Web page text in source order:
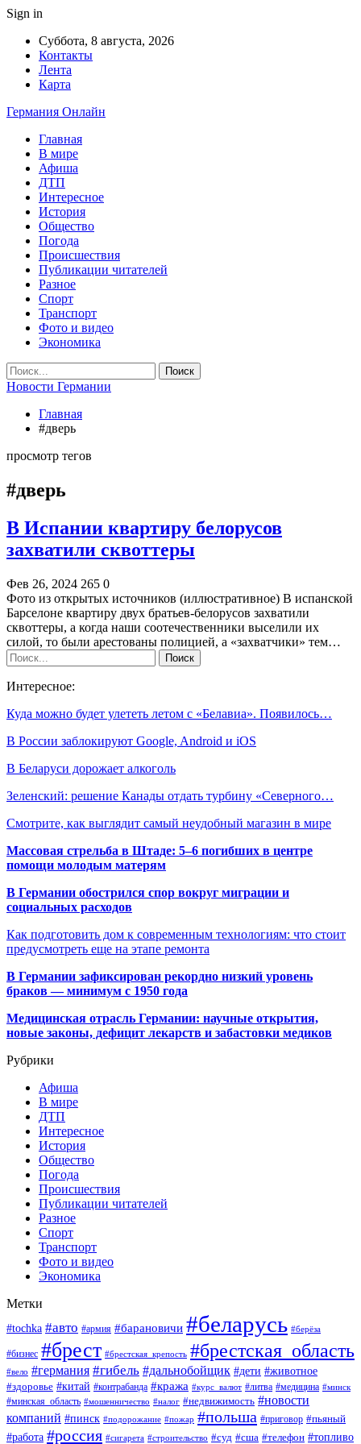
Sign in
Суббота, 8 августа, 2026
Контакты
Лента
Карта
Германия Онлайн
Главная
В мире
Афиша
ДТП
Интересное
История
Общество
Погода
Происшествия
Публикации читателей
Разное
Спорт
Транспорт
Фото и видео
Экономика
Новости Германии
Главная
#дверь
просмотр тегов
#дверь
В Испании квартиру белорусов
захватили сквоттеры
Фев 26, 2024 265 0
Фото из открытых источников (иллюстративное) В испанской
Барселоне квартиру двух братьев-белорусов захватили
сквоттеры, а когда наши соотечественники выселили их
силой, то были арестованы полицией, а «захватчики» тем…
Интересное:
Куда можно будет улететь летом с «Белавиа». Появилось…
В России заблокируют Google, Android и iOS
В Беларуси дорожает алкоголь
Зеленский: решение Канады отдать турбину «Северного…
Смотрите, как выглядит самый неудобный магазин в мире
Массовая стрельба в Штаде: 5–6 погибших в центре
помощи молодым матерям
В Германии обострился спор вокруг миграции и
социальных расходов
Как подготовить дом к современным технологиям: что стоит
предусмотреть еще на этапе ремонта
В Германии зафиксирован рекордно низкий уровень
браков — минимум с 1950 года
Медицинская отрасль Германии: научные открытия,
новые законы, дефицит лекарств и забастовки медиков
Рубрики
Афиша
В мире
ДТП
Интересное
История
Общество
Погода
Происшествия
Публикации читателей
Разное
Спорт
Транспорт
Фото и видео
Экономика
Метки
#tochka #авто #армия #барановичи #беларусь #берёза
#бизнес #брест #брестская_крепость #брестская_область
#вело #германия #гибель #дальнобойщик #дети #животное
#здоровье #китай #контрабанда #кража #курс_валют #литва #медицина #минск
#минская_область #мошенничество #налог #недвижимость #новости
компаний #пинск #подорожание #пожар #польша #приговор #пьяный
#работа #россия #сигарета #строительство #суд #сша #телефон #топливо